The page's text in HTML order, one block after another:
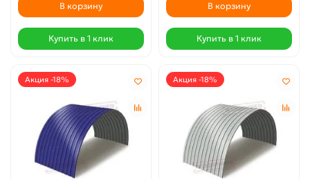
В корзину
Купить в 1 клик
В корзину
Купить в 1 клик
Акция -18% Акция -18%